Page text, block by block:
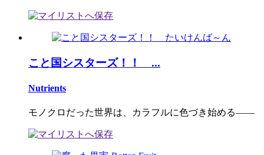
こと国シスターズ！！ ...
Nutrients
モノクロだった世界は、カラフルに色づき始める――